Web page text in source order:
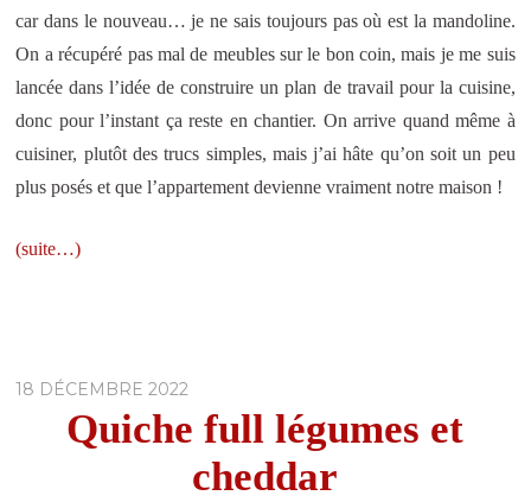
car dans le nouveau… je ne sais toujours pas où est la mandoline.
On a récupéré pas mal de meubles sur le bon coin, mais je me suis
lancée dans l’idée de construire un plan de travail pour la cuisine,
donc pour l’instant ça reste en chantier. On arrive quand même à
cuisiner, plutôt des trucs simples, mais j’ai hâte qu’on soit un peu
plus posés et que l’appartement devienne vraiment notre maison !
(suite…)
18 DÉCEMBRE 2022
Quiche full légumes et
cheddar